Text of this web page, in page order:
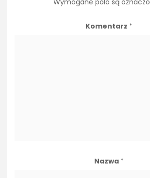
Komentarz *
Nazwa *